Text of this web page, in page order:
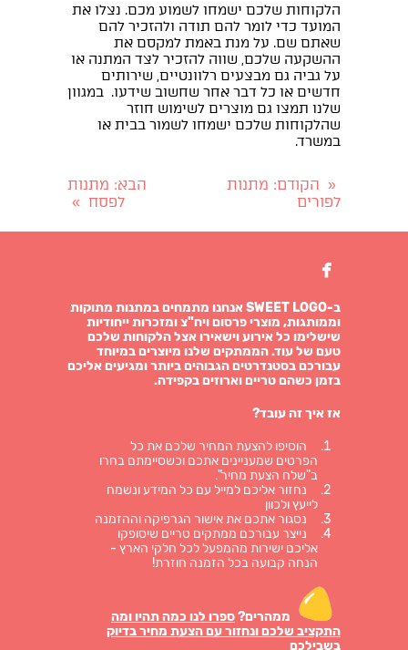
הלקוחות שלכם ישמחו לשמוע מכם. נצלו את
המועד כדי לומר להם תודה ולהזכיר להם
שאתם שם. על מנת באמת למקסם את
ההשקעה שלכם, שווה להזכיר לצד המתנה או
על גביה גם מבצעים רלוונטיים, שירותים
חדשים או כל דבר אחר שחשוב שידעו. במגוון
שלנו תמצו גם מוצרים לשימוש חוזר
שהלקוחות שלכם ישמחו לשמור בבית או
במשרד.
« הקודם: מתנות
לפורים
הבא: מתנות
לפסח
»

ב-SWEET LOGO אנחנו מתמחים במתנות מתוקות
וממותגות, מוצרי פרסום ויח"צ ומזכרות ייחודיות
שישלימו כל אירוע וישאירו אצל הלקוחות שלכם
טעם של עוד. הממתקים שלנו מיוצרים במיוחד
עבורכם בסטנדרטים הגבוהים ביותר ומגיעים אליכם
בזמן כשהם טריים וארוזים בקפידה.
אז איך זה עובד?
הוסיפו להצעת המחיר שלכם את כל
הפרטים שמעניינים אתכם וכשסיימתם בחרו
ב"שלח הצעת מחיר".
נחזור אליכם למייל עם כל המידע ונשמח
לייעץ ולכוון
נסגור אתכם את אישור הגרפיקה וההזמנה
נייצר עבורכם ממתקים טריים שיסופקו
אליכם ישירות מהמפעל לכל חלקי הארץ -
הנחה קבועה בכל הזמנה חוזרת!
ממהרים?ספרו לנו כמה תהיו ומה
התקציב שלכם ונחזור עם הצעת מחיר בדיוק
בשבילכם